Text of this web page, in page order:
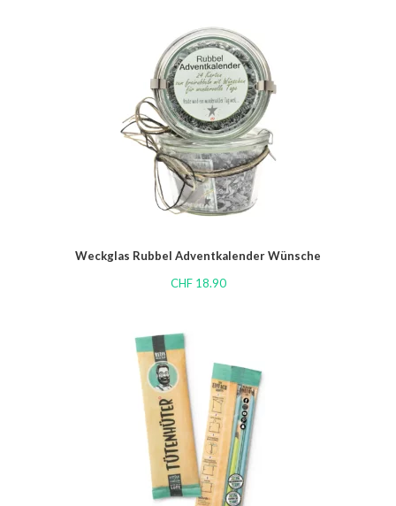
Weckglas Rubbel Adventkalender Wünsche
CHF18.90